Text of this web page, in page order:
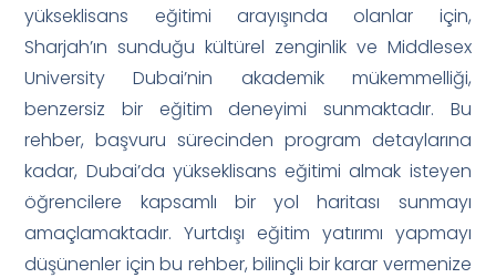
yükseklisans eğitimi arayışında olanlar için,
Sharjah’ın sunduğu kültürel zenginlik ve Middlesex
University Dubai’nin akademik mükemmelliği,
benzersiz bir eğitim deneyimi sunmaktadır. Bu
rehber, başvuru sürecinden program detaylarına
kadar, Dubai’da yükseklisans eğitimi almak isteyen
öğrencilere kapsamlı bir yol haritası sunmayı
amaçlamaktadır. Yurtdışı eğitim yatırımı yapmayı
düşünenler için bu rehber, bilinçli bir karar vermenize